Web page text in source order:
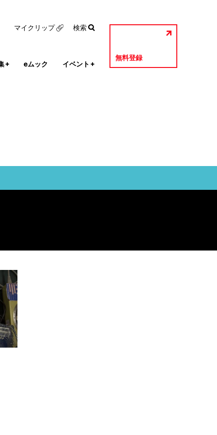
+ eムック イベント +
無料登録
マイクリップ 検索